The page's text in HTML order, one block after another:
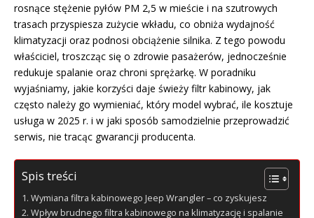
rosnące stężenie pyłów PM 2,5 w mieście i na szutrowych
trasach przyspiesza zużycie wkładu, co obniża wydajność
klimatyzacji oraz podnosi obciążenie silnika. Z tego powodu
właściciel, troszcząc się o zdrowie pasażerów, jednocześnie
redukuje spalanie oraz chroni sprężarkę. W poradniku
wyjaśniamy, jakie korzyści daje świeży filtr kabinowy, jak
często należy go wymieniać, który model wybrać, ile kosztuje
usługa w 2025 r. i w jaki sposób samodzielnie przeprowadzić
serwis, nie tracąc gwarancji producenta.
Spis treści
Wymiana filtra kabinowego Jeep Wrangler – co zyskujesz
Wpływ brudnego filtra kabinowego na klimatyzację i spalanie